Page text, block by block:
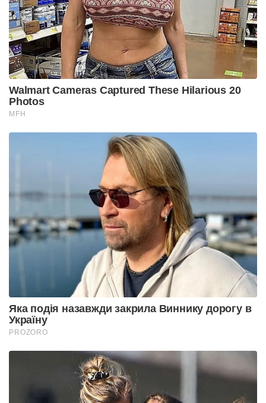
Walmart Cameras Captured These Hilarious 20
Photos
MFH
Яка подія назавжди закрила Виннику дорогу в
Україну
PROZORO